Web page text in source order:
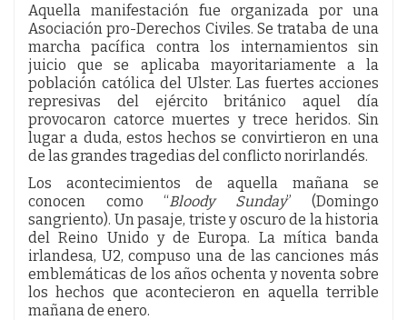
Aquella manifestación fue organizada por una
Asociación pro-Derechos Civiles. Se trataba de una
marcha pacífica contra los internamientos sin
juicio que se aplicaba mayoritariamente a la
población católica del Ulster. Las fuertes acciones
represivas del ejército británico aquel día
provocaron catorce muertes y trece heridos. Sin
lugar a duda, estos hechos se convirtieron en una
de las grandes tragedias del conflicto norirlandés.
Los acontecimientos de aquella mañana se
conocen como “Bloody Sunday” (Domingo
sangriento). Un pasaje, triste y oscuro de la historia
del Reino Unido y de Europa. La mítica banda
irlandesa, U2, compuso una de las canciones más
emblemáticas de los años ochenta y noventa sobre
los hechos que acontecieron en aquella terrible
mañana de enero.